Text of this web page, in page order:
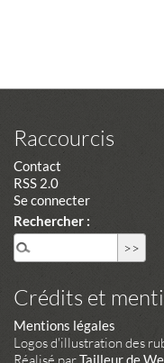
Raccourcis
Contact
RSS 2.0
Se connecter
Rechercher :
Crédits et
Mentions légales
Logos d'illustration des
Tailleur de